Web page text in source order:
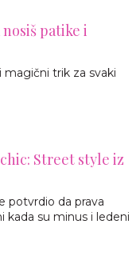
patike i
magični trik za svaki
Street style iz
potvrdio da prava
kada su minus i ledeni